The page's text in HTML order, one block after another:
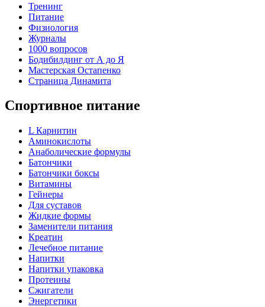
Тренинг
Питание
Физиология
Журналы
1000 вопросов
Бодибилдинг от А до Я
Мастерская Остапенко
Страница Динамита
Спортивное питание
L Карнитин
Аминокислоты
Анаболические формулы
Батончики
Батончики боксы
Витамины
Гейнеры
Для суставов
Жидкие формы
Заменители питания
Креатин
Лечебное питание
Напитки
Напитки упаковка
Протеины
Сжигатели
Энергетики